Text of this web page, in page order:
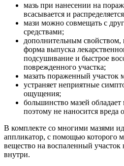
мазь при нанесении на
всасывается и
мази можно совмещать с
средствами;
дополнительным свойством,
форма выпуска
подсушивание и быстрое
поврежденного участка;
мазать пораженный участок
устраняет неприятные
ощущения;
большинство мазей
поэтому не наносится вреда
В комплекте со многими мазями
аппликатор, с помощью которого
вещество на воспаленный участок
внутри.